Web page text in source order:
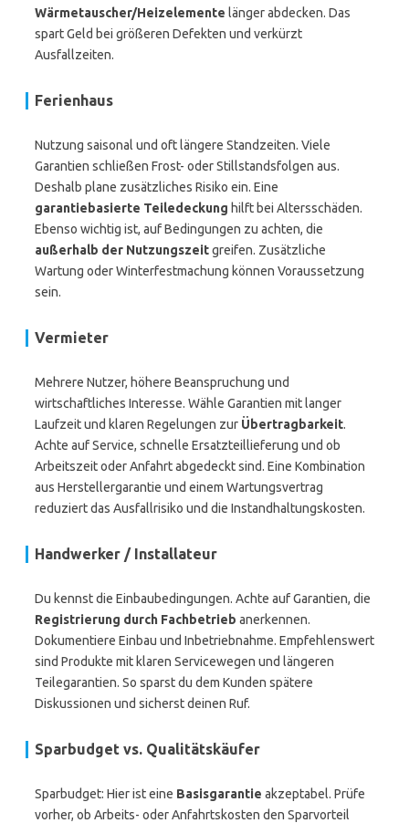
Wärmetauscher/Heizelemente länger abdecken. Das
spart Geld bei größeren Defekten und verkürzt
Ausfallzeiten.
Ferienhaus
Nutzung saisonal und oft längere Standzeiten. Viele
Garantien schließen Frost- oder Stillstandsfolgen aus.
Deshalb plane zusätzliches Risiko ein. Eine
garantiebasierte Teiledeckung hilft bei Altersschäden.
Ebenso wichtig ist, auf Bedingungen zu achten, die
außerhalb der Nutzungszeitgreifen. Zusätzliche
Wartung oder Winterfestmachung können Voraussetzung
sein.
Vermieter
Mehrere Nutzer, höhere Beanspruchung und
wirtschaftliches Interesse. Wähle Garantien mit langer
Laufzeit und klaren Regelungen zur Übertragbarkeit.
Achte auf Service, schnelle Ersatzteillieferung und ob
Arbeitszeit oder Anfahrt abgedeckt sind. Eine Kombination
aus Herstellergarantie und einem Wartungsvertrag
reduziert das Ausfallrisiko und die Instandhaltungskosten.
Handwerker / Installateur
Du kennst die Einbaubedingungen. Achte auf Garantien, die
Registrierung durch Fachbetrieb anerkennen.
Dokumentiere Einbau und Inbetriebnahme. Empfehlenswert
sind Produkte mit klaren Servicewegen und längeren
Teilegarantien. So sparst du dem Kunden spätere
Diskussionen und sicherst deinen Ruf.
Sparbudget vs. Qualitätskäufer
Sparbudget: Hier ist eine Basisgarantie akzeptabel. Prüfe
vorher, ob Arbeits- oder Anfahrtskosten den Sparvorteil